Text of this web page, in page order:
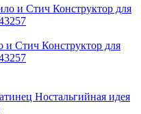
Стич Конструктор для